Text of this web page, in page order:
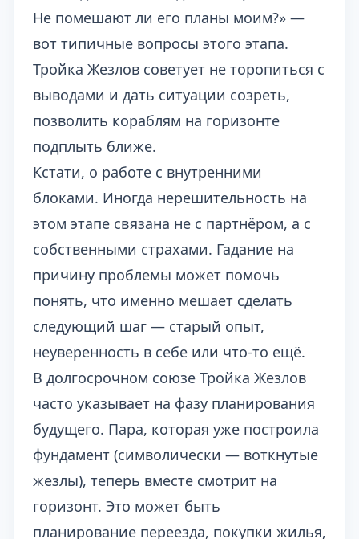
Не помешают ли его планы моим?» —
вот типичные вопросы этого этапа.
Тройка Жезлов советует не торопиться с
выводами и дать ситуации созреть,
позволить кораблям на горизонте
подплыть ближе.
Кстати, о работе с внутренними
блоками. Иногда нерешительность на
этом этапе связана не с партнёром, а с
собственными страхами. Гадание на
причину проблемы может помочь
понять, что именно мешает сделать
следующий шаг — старый опыт,
неуверенность в себе или что-то ещё.
В долгосрочном союзе Тройка Жезлов
часто указывает на фазу планирования
будущего. Пара, которая уже построила
фундамент (символически — воткнутые
жезлы), теперь вместе смотрит на
горизонт. Это может быть
планирование переезда, покупки жилья,